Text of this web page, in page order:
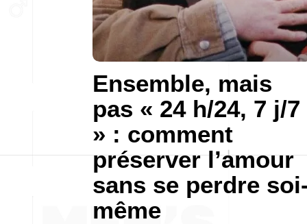
Ensemble, mais
pas « 24 h/24, 7 j/7
» : comment
préserver l’amour
sans se perdre
même